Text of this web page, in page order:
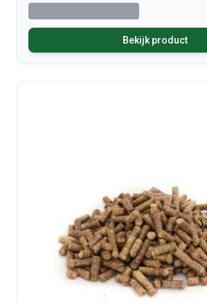
Bekijk product